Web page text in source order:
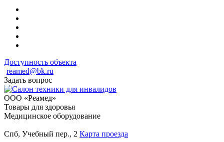
Доступность объекта
reamed@bk.ru
Задать вопрос
ООО «Реамед»
Товары для здоровья
Медицинское оборудование
Спб, Учебный пер., 2 Карта проезда